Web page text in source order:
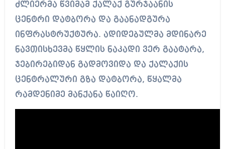
ძლიერმა წვიმამ ქალაქ გურჯაანის
ცენტრი დატბორა და გაანადგურა
ინფრასტრუქტურა. ადიდებულმა მდინარე
ნავთისხევმა წყლის ნაკადი ვერ გაატარა,
ჯებირებიდან გადმოვიდა და ქალაქის
ცენტრალური გზა დატბორა, წყალმა
რამდენიმე მანქანა წაიღო.